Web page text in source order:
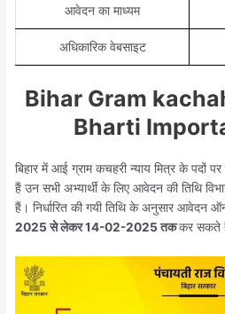
आवेदन का माध्यम
अधिकारिक वेबसाइट
Bihar Gram
Bharti
बिहार में आई ग्राम कचहरी न्याय मित्र के पदों
हैं उन सभी अभ्यार्थी के लिए आवेदन की तिथि
हैं। निर्धारित की गयी तिथि के अनुसार आवेदन
2025 से लेकर 14-02-2025 तककर सकते